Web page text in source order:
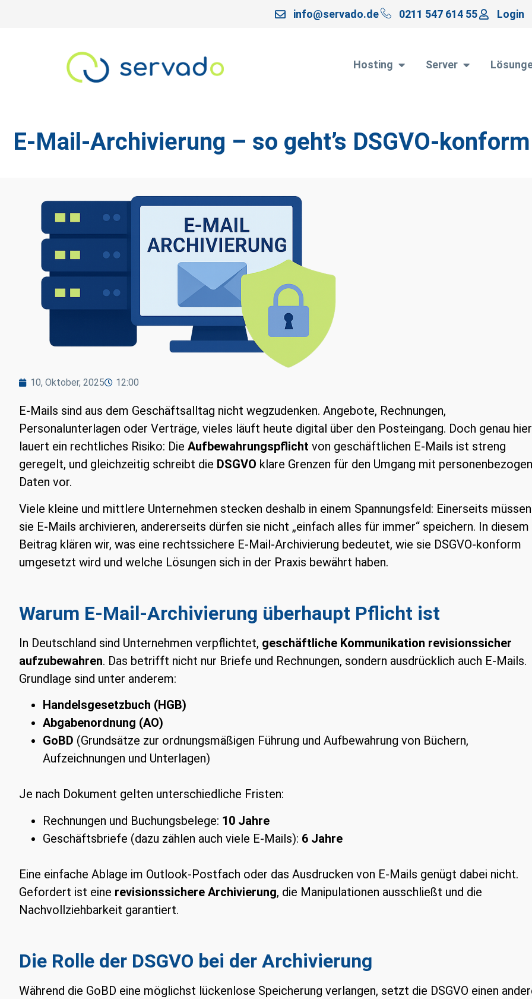
info@servado.de 0211 547 614 55 Login
Hosting Server
E-Mail-Archivierung – so geht’s DSGVO-konform
10, Oktober, 2025 12:00
E-Mails sind aus dem Geschäftsalltag nicht wegzudenken. Angebote, Rechnungen,
Personalunterlagen oder Verträge, vieles läuft heute digital über den Posteingang. Doch genau hier
lauert ein rechtliches Risiko: Die Aufbewahrungspflicht von geschäftlichen E-Mails ist streng
geregelt, und gleichzeitig schreibt die DSGVO klare Grenzen für den Umgang mit
Daten vor.
Viele kleine und mittlere Unternehmen stecken deshalb in einem Spannungsfeld: Einerseits müssen
sie E-Mails archivieren, andererseits dürfen sie nicht „einfach alles für immer“ speichern. In diesem
Beitrag klären wir, was eine rechtssichere E-Mail-Archivierung bedeutet, wie sie DSGVO-konform
umgesetzt wird und welche Lösungen sich in der Praxis bewährt haben.
Warum E-Mail-Archivierung überhaupt Pflicht ist
In Deutschland sind Unternehmen verpflichtet, geschäftliche Kommunikation revisionssicher
aufzubewahren. Das betrifft nicht nur Briefe und Rechnungen, sondern ausdrücklich auch E-Mails.
Grundlage sind unter anderem:
Handelsgesetzbuch (HGB)
Abgabenordnung (AO)
GoBD (Grundsätze zur ordnungsmäßigen Führung und Aufbewahrung von Büchern,
Aufzeichnungen und Unterlagen)
Je nach Dokument gelten unterschiedliche Fristen:
Rechnungen und Buchungsbelege: 10 Jahre
Geschäftsbriefe (dazu zählen auch viele E-Mails): 6 Jahre
Eine einfache Ablage im Outlook-Postfach oder das Ausdrucken von E-Mails genügt dabei nicht.
Gefordert ist eine revisionssichere Archivierung, die Manipulationen ausschließt und die
Nachvollziehbarkeit garantiert.
Die Rolle der DSGVO bei der Archivierung
Während die GoBD eine möglichst lückenlose Speicherung verlangen, setzt die DSGVO einen